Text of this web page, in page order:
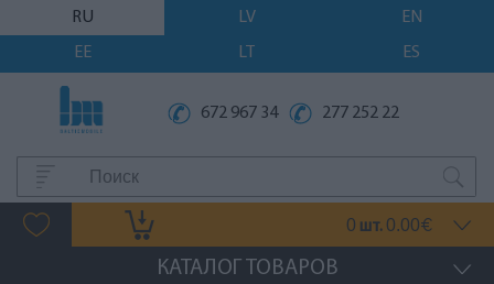
RU LV
EN
EE
LT ES
672 967 34 277 252 22
0 шт. 0.00€
КАТАЛОГ ТОВАРОВ